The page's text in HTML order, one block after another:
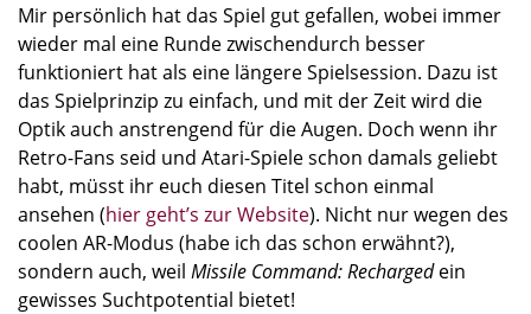
Mir persönlich hat das Spiel gut gefallen, wobei immer
wieder mal eine Runde zwischendurch besser
funktioniert hat als eine längere Spielsession. Dazu ist
das Spielprinzip zu einfach, und mit der Zeit wird die
Optik auch anstrengend für die Augen. Doch wenn ihr
Retro-Fans seid und Atari-Spiele schon damals geliebt
habt, müsst ihr euch diesen Titel schon einmal
ansehen (hier geht’s zur Website). Nicht nur wegen des
coolen AR-Modus (habe ich das schon erwähnt?),
sondern auch, weil Missile Command: Rechargedein
gewisses Suchtpotential bietet!